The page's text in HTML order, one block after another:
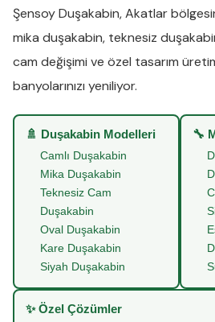
Şensoy Duşakabin,Akatlar
mika duşakabin, teknesiz
cam değişimi ve özel tasarım
banyolarınızı yeniliyor.
🚿 Duşakabin Modelleri
Camlı Duşakabin
Mika Duşakabin
Teknesiz Cam
Duşakabin
Oval Duşakabin
Kare Duşakabin
Siyah Duşakabin
🔧
✨ Özel Çözümler